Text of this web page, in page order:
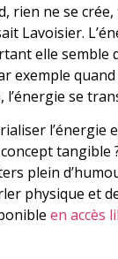
rien ne se
Lavoisier.
elle semble
exemple
se
l’énergie
tangible
plein
physique et
en accès